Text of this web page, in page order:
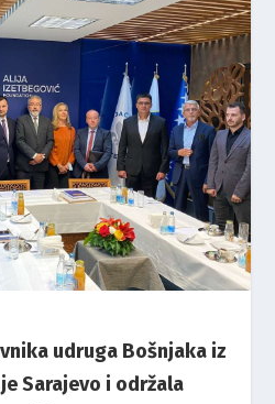
udruga Bošnjaka iz
Sarajevo i održala